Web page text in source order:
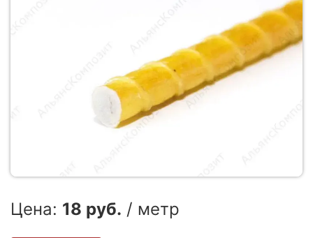
Цена: 18 руб. / метр